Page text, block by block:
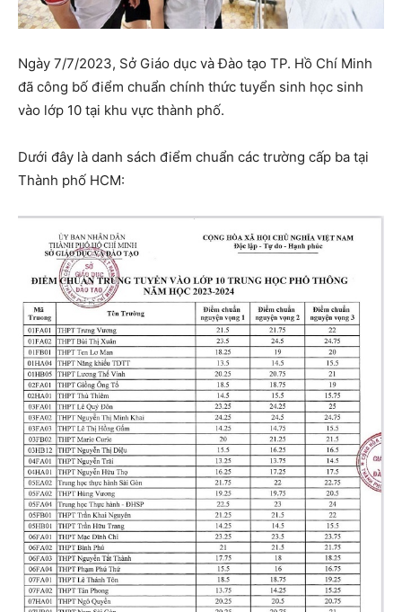
Ngày 7/7/2023, Sở Giáo dục và Đào tạo TP. Hồ Chí Minh
đã công bố điểm chuẩn chính thức tuyển sinh học sinh
vào lớp 10 tại khu vực thành phố.
Dưới đây là danh sách điểm chuẩn các trường cấp ba tại
Thành phố HCM: